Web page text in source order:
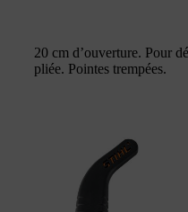
20 cm d’ouverture. Pour
pliée. Pointes trempées.